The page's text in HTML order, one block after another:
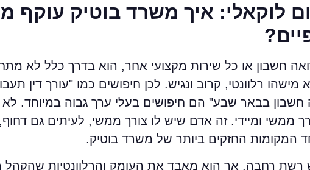
לוקאלי: איך משרד בוטיק עוקף
חשבון או כל שירות מקצועי אחר, הוא בדרך כלל לא
רלוונטי, קרוב ונגיש. לכן חיפושים כמו "עורך דין
חשבון בבאר שבע" הם חיפושים בעלי ערך גבוה במיוחד.
ממשי ומיידי. זה אדם שיש לו צורך ממשי, לעיתים גם דחוף,
המקומות החזקים ביותר של משרד בוטיק.
רשת רחבה, אך הוא מאבד את העומק והרלוונטיות